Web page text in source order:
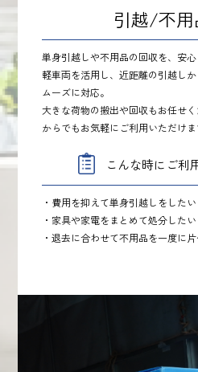
引越/不用
単身引越しや不用品の回収を、安
軽車両を活用し、近距離の引越し
ムーズに対応。
大きな荷物の搬出や回収もお任せ
からでもお気軽にご利用いただけま
こんな時にご利
・費用を抑えて単身引越しをしたい
・家具や家電をまとめて処分したい
・退去に合わせて不用品を一度に